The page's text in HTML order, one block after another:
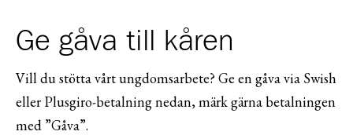
Ge gåva till kåren
Vill du stötta vårt ungdomsarbete? Ge en gåva via Swish
eller Plusgiro-betalning nedan, märk gärna betalningen
med ”Gåva”.